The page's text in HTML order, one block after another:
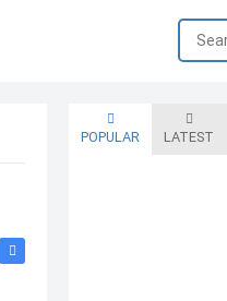
POPULAR LATEST